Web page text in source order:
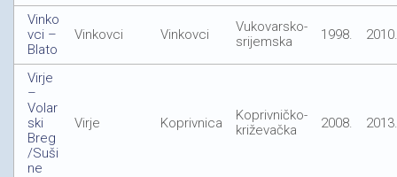
Vinko
vci –
Blato
Vinkovci Vinkovci
Vukovarsko-
srijemska
1998. 2010.
Virje
–
Volar
ski
Breg
/Suši
ne
Virje Koprivnica
Koprivničko-
križevačka
2008. 2013.